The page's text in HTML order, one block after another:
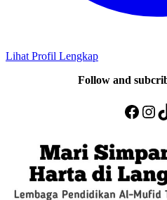
Lihat Profil Lengkap
Follow and